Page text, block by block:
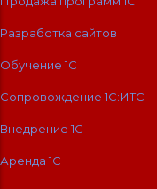
Разработка сайтов
Обучение 1С
Сопровождение 1C:ИТС
Внедрение 1С
Аренда 1С